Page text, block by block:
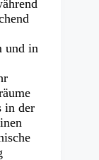
und in
in der